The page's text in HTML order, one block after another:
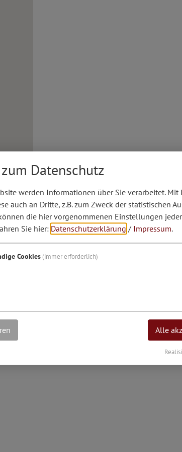
Datenschutz
werden Informationen über Sie verarbeitet. Mit
auch an Dritte, z.B. zum Zweck der statistischen
die hier vorgenommenen Einstellungen
Sie hier: Datenschutzerklärung / Impressum.
Cookies (immer erforderlich)
Alle